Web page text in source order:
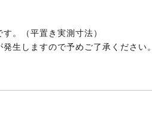
。（平置き実測寸法）
生しますので予めご了承ください。